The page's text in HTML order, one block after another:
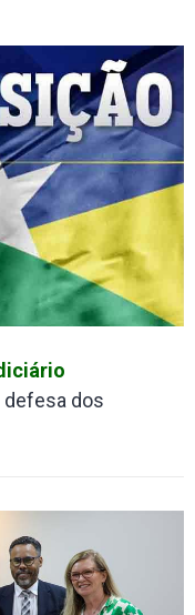
defesa dos